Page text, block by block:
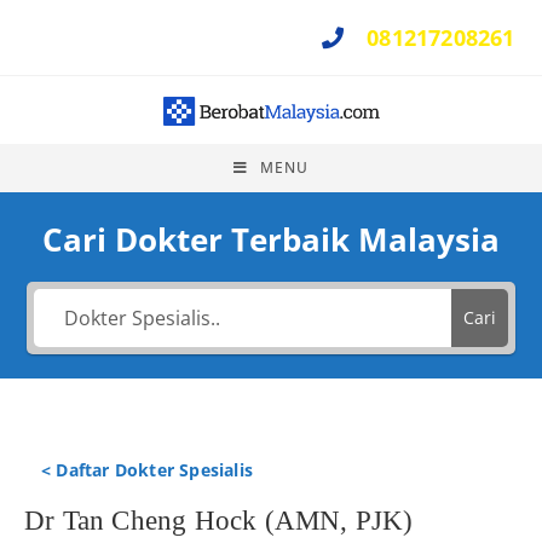
081217208261
MENU
Cari Dokter Terbaik Malaysia
Cari
< Daftar Dokter Spesialis
Dr Tan Cheng Hock (AMN, PJK)